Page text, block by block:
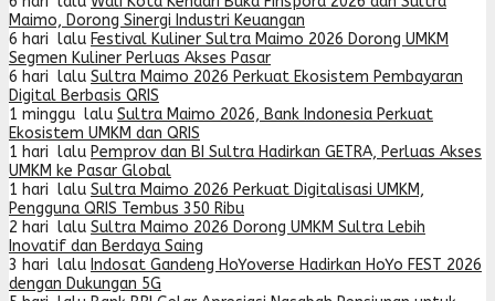
Maimo, Dorong Sinergi Industri Keuangan
6 hari lalu Festival Kuliner Sultra Maimo 2026 Dorong UMKM
Segmen Kuliner Perluas Akses Pasar
6 hari lalu Sultra Maimo 2026 Perkuat Ekosistem Pembayaran
Digital Berbasis QRIS
1 minggu lalu Sultra Maimo 2026, Bank Indonesia Perkuat
Ekosistem UMKM dan QRIS
1 hari lalu Pemprov dan BI Sultra Hadirkan GETRA, Perluas Akses
UMKM ke Pasar Global
1 hari lalu Sultra Maimo 2026 Perkuat Digitalisasi UMKM,
Pengguna QRIS Tembus 350 Ribu
2 hari lalu Sultra Maimo 2026 Dorong UMKM Sultra Lebih
Inovatif dan Berdaya Saing
3 hari lalu Indosat Gandeng HoYoverse Hadirkan HoYo FEST 2026
dengan Dukungan 5G